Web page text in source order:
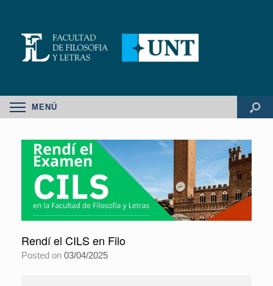
MENÚ
Rendí el CILS en Filo
Posted on 03/04/2025